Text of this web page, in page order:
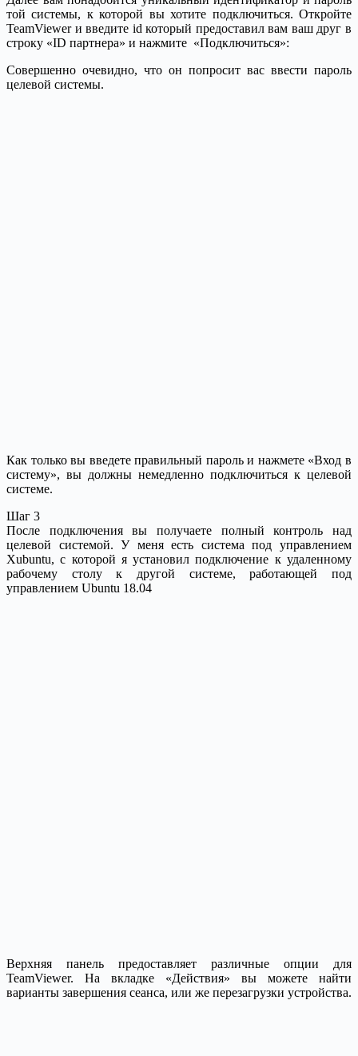
той системы, к которой вы хотите подключиться. Откройте
TeamViewer и введите id который предоставил вам ваш друг в
строку «ID партнера» и нажмите «Подключиться»:
Совершенно очевидно, что он попросит вас ввести пароль
целевой системы.
Как только вы введете правильный пароль и нажмете «Вход в
систему», вы должны немедленно подключиться к целевой
системе.
Шаг 3
После подключения вы получаете полный контроль над
целевой системой. У меня есть система под управлением
Xubuntu, с которой я установил подключение к удаленному
рабочему столу к другой системе, работающей под
управлением Ubuntu 18.04
Верхняя панель предоставляет различные опции для
TeamViewer. На вкладке «Действия» вы можете найти
варианты завершения сеанса, или же перезагрузки устройства.